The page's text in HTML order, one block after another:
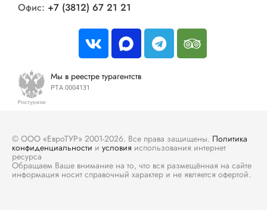
Офис: +7 (3812) 67 21 21
Мы в реестре турагентств
РТА 0004131
© ООО «ЕвроТУР» 2001-2026. Все права защищены. Политика
конфиденциальности и условия использования интернет
ресурса
Обращаем Ваше внимание на то, что вся размещённая на сайте
информация носит справочный характер и не является офертой.